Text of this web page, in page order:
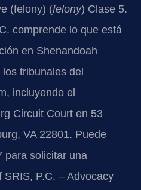
(felony) (felony) Clase 5.
comprende lo que está
en Shenandoah
tribunales del
incluyendo el
Circuit Court en 53
VA 22801. Puede
para solicitar una
P.C. – Advocacy